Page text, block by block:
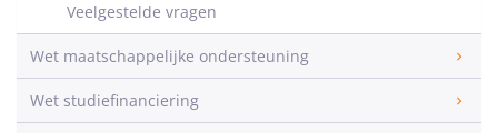
Veelgestelde vragen
Wet maatschappelijke ondersteuning
Wet studiefinanciering